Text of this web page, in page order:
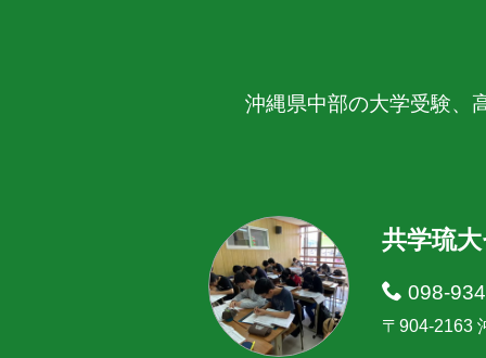
沖縄県中部の大学受験、
共学琉
098-
〒904-2163